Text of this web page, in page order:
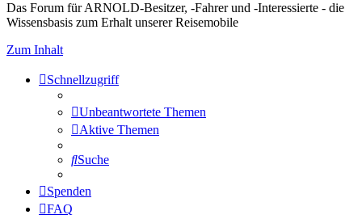
Das Forum für ARNOLD-Besitzer, -Fahrer und -Interessierte - die
Wissensbasis zum Erhalt unserer Reisemobile
Zum Inhalt
Schnellzugriff
Unbeantwortete Themen
Aktive Themen
Suche
Spenden
FAQ